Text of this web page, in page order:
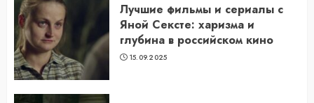
Лучшие фильмы и сериалы с
Яной Сексте: харизма и
глубина в российском кино
15.09.2025